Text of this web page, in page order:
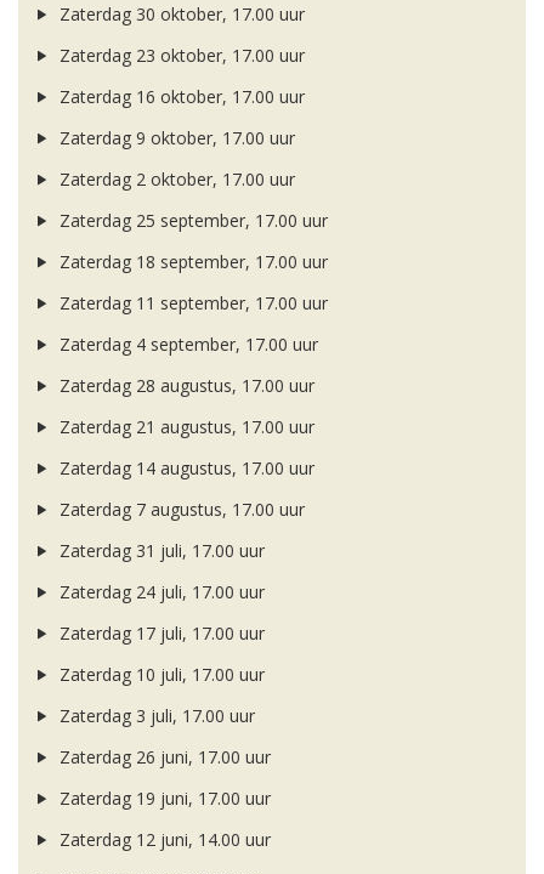
Zaterdag 30 oktober, 17.00 uur
Zaterdag 23 oktober, 17.00 uur
Zaterdag 16 oktober, 17.00 uur
Zaterdag 9 oktober, 17.00 uur
Zaterdag 2 oktober, 17.00 uur
Zaterdag 25 september, 17.00 uur
Zaterdag 18 september, 17.00 uur
Zaterdag 11 september, 17.00 uur
Zaterdag 4 september, 17.00 uur
Zaterdag 28 augustus, 17.00 uur
Zaterdag 21 augustus, 17.00 uur
Zaterdag 14 augustus, 17.00 uur
Zaterdag 7 augustus, 17.00 uur
Zaterdag 31 juli, 17.00 uur
Zaterdag 24 juli, 17.00 uur
Zaterdag 17 juli, 17.00 uur
Zaterdag 10 juli, 17.00 uur
Zaterdag 3 juli, 17.00 uur
Zaterdag 26 juni, 17.00 uur
Zaterdag 19 juni, 17.00 uur
Zaterdag 12 juni, 14.00 uur